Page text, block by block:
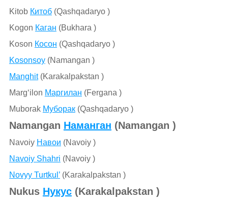
Kitob Китоб(Qashqadaryo )
Kogon Каган (Bukhara )
Koson Косон (Qashqadaryo )
Kosonsoy(Namangan )
Manghit(Karakalpakstan )
Marg‘ilon Маргилан (Fergana )
Muborak Муборак(Qashqadaryo )
Namangan Наманган (Namangan )
Navoiy Навои (Navoiy )
Navoiy Shahri (Navoiy )
Novyy Turtkul’(Karakalpakstan )
Nukus Нукус(Karakalpakstan )